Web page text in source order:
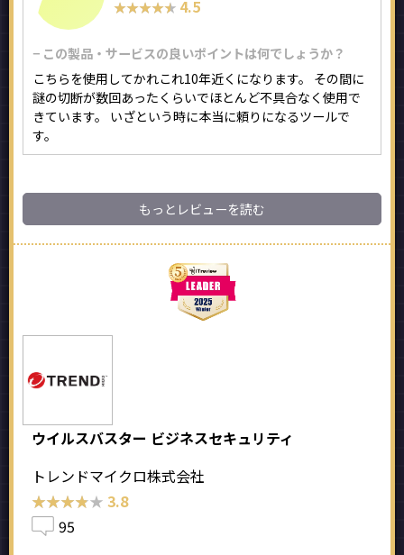
★★★★★
★★★★★ 4.5
− この製品・サービスの良いポイントは何でしょうか？
こちらを使用してかれこれ10年近くになります。 その間に
謎の切断が数回あったくらいでほとんど不具合なく使用で
きています。 いざという時に本当に頼りになるツールで
す。
もっとレビューを読む
ウイルスバスター ビジネスセキュリティ
トレンドマイクロ株式会社
★★★★★
★★★★★ 3.8
95